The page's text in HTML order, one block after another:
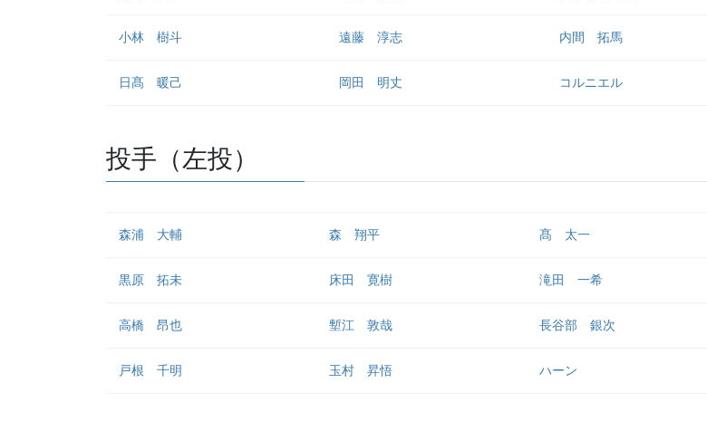
小林 樹斗 遠藤 淳志 内間 拓馬
日髙 暖己 岡田 明丈 コルニエル
投手（左投）
森浦 大輔 森 翔平 髙 太一
黒原 拓未 床田 寛樹 滝田 一希
高橋 昂也 塹江 敦哉 長谷部 銀次
戸根 千明 玉村 昇悟 ハーン